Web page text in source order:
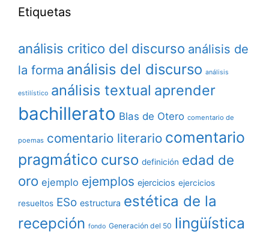
Etiquetas
análisis critico del discurso análisis de
la forma análisis del discurso análisis
estilístico análisis textual aprender
bachillerato Blas de Otero comentario de
poemas comentario literario comentario
pragmático curso definición edad de
oro ejemplo ejemplos ejercicios ejercicios
resueltos ESo estructura estética de la
recepción fondo Generación del 50 lingüística